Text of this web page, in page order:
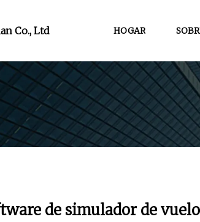
Co., Ltd HOGAR
de simulador de